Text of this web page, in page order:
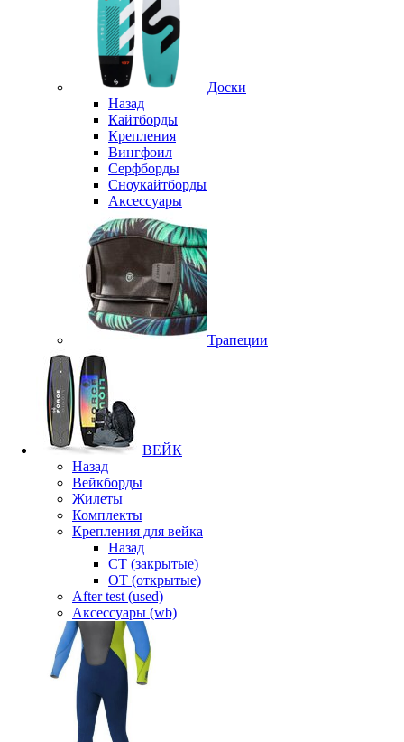
Доски
Назад
Кайтборды
Крепления
Вингфоил
Серфборды
Сноукайтборды
Аксессуары
Трапеции
ВЕЙК
Назад
Вейкборды
Жилеты
Комплекты
Крепления для вейка
Назад
CT (закрытые)
OT (открытые)
After test (used)
Аксессуары (wb)